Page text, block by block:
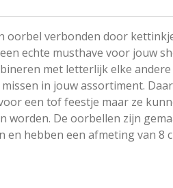
oorbel verbonden door
echte musthave voor jouw
met letterlijk elke
in jouw assortiment.
een tof feestje maar ze
worden. De oorbellen zijn
en hebben een afmeting van 8